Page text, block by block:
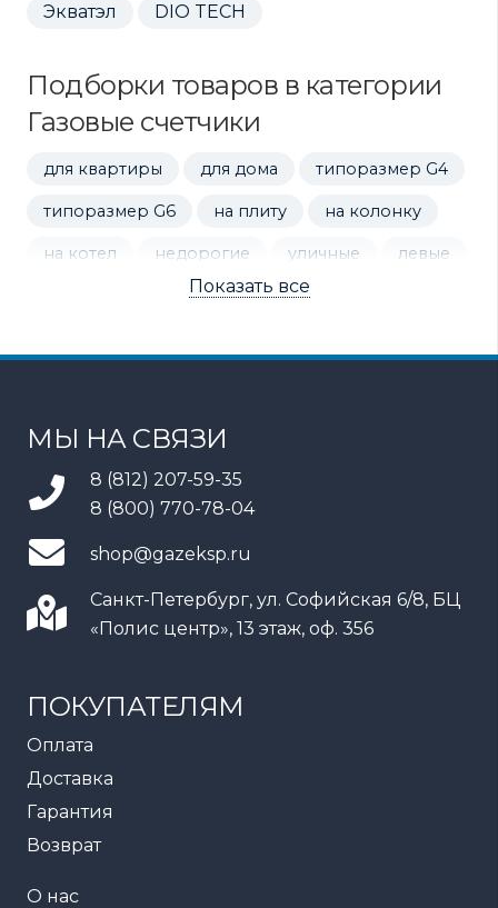
Экватэл
DIO TECH
Подборки товаров в категории
Газовые счетчики
для квартиры для дома типоразмер G4
типоразмер G6 на плиту на колонку
на котел недорогие уличные левые
мембранные ротационные
Показать все
ПОКУПАТЕЛЯМ
Оплата
Доставка
Гарантия
Возврат
О нас
МЫ НА СВЯЗИ
8 (812) 207-59-35
8 (800) 770-78-04
shop@gazeksp.ru
Санкт-Петербург, ул. Софийская 6/8, БЦ
«Полис центр», 13 этаж, оф. 356